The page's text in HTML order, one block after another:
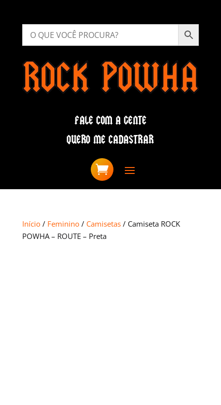
FALE COM A GENTE
QUERO ME CADASTRAR
Início/ Feminino/ Camisetas/ Camiseta ROCK
POWHA – ROUTE – Preta